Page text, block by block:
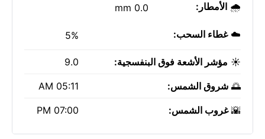
🌧️ الأمطار: 0.0 mm
☁️غطاء السحب: 5%
☀️ مؤشر الأشعة فوق البنفسجية: 9.0
🌅 شروق الشمس: 05:11 AM
🌇غروب الشمس: 07:00 PM